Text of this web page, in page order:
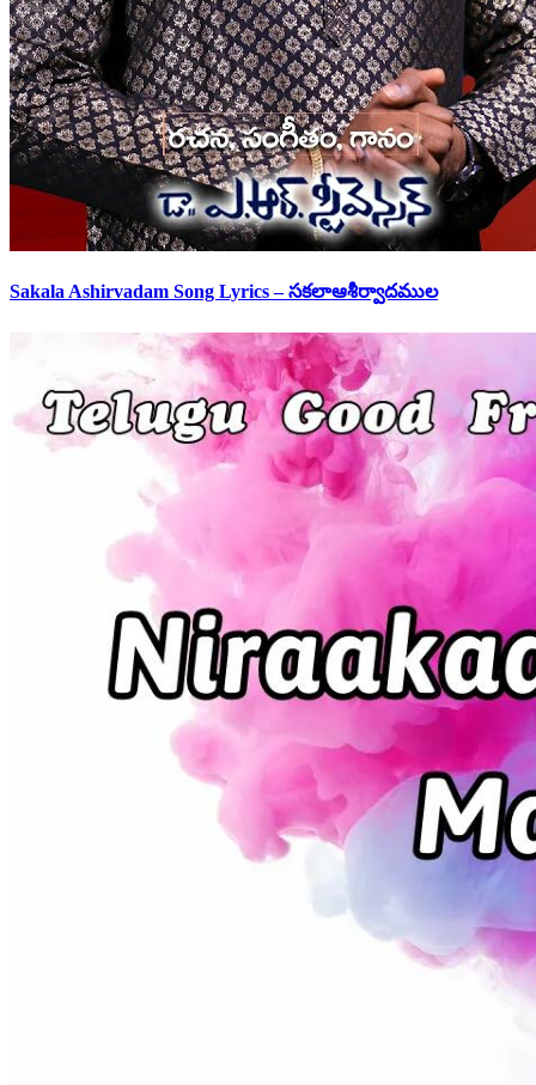
Sakala Ashirvadam Song Lyrics – సకలాఆశీర్వాదముల